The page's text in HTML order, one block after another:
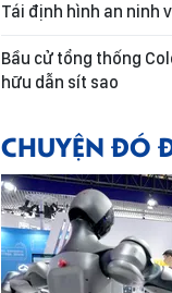
Tái định hình an ninh
Bầu cử tổng thống
hữu dẫn sít sao
CHUYỆN ĐÓ